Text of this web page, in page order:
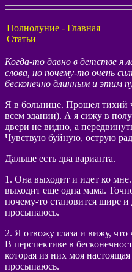
Полнолуние - Главная
Статьи
Когда-то давно в детстве я
слова, но почему-то очень
бесконечно длинным и этим
Я в больнице. Прошел тихий
всем здании). А я сижу в
двери не видно, а
Чувствую буйную, острую
Дальше есть два варианта.
1. Она выходит и идет ко
выходит еще одна мама.
почему-то становится шире
просыпаюсь.
2. Я отвожу глаза и вижу, что
В перспективе в
которая из них моя
просыпаюсь.